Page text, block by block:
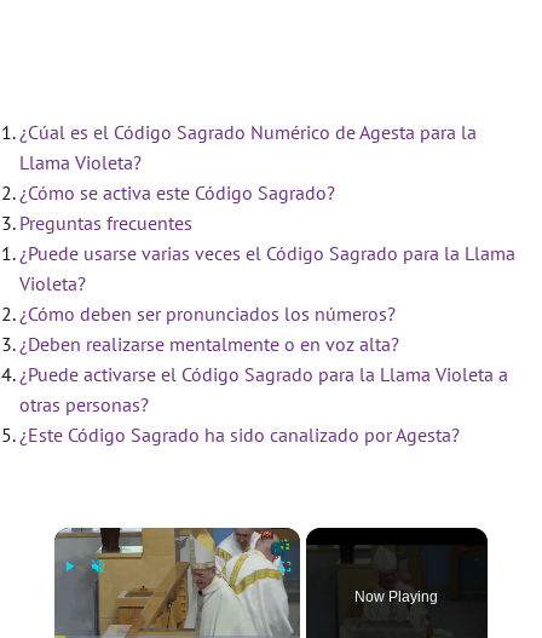
¿Cúal es el Código Sagrado Numérico de Agesta para la
Llama Violeta?
¿Cómo se activa este Código Sagrado?
Preguntas frecuentes
¿Puede usarse varias veces el Código Sagrado para la Llama
Violeta?
¿Cómo deben ser pronunciados los números?
¿Deben realizarse mentalmente o en voz alta?
¿Puede activarse el Código Sagrado para la Llama Violeta a
otras personas?
¿Este Código Sagrado ha sido canalizado por Agesta?
×
Now Playing